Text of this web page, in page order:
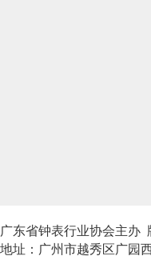
广东省钟表行业协会主办
地址：广州市越秀区广园